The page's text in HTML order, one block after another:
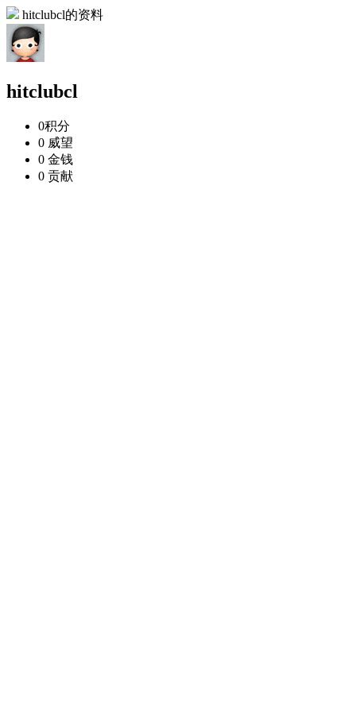
hitclubcl的资料
hitclubcl
0积分
0 威望
0 金钱
0 贡献